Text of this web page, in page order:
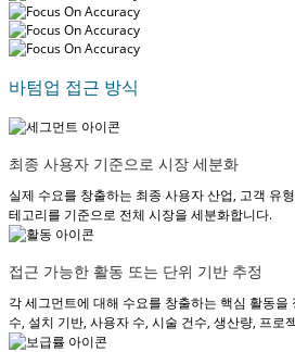
바텀업 접근 방식
최종 사용자 기준으로 시장 세분화
실제 수요를 창출하는 최종 사용자 산업, 고객 유
테고리를 기준으로 전체 시장을 세분화합니다.
접근 가능한 활동 또는 단위 기반 추정
각 세그먼트에 대해 수요를 창출하는 핵심 활동을
수, 설치 기반, 사용자 수, 시술 건수, 생산량, 프로